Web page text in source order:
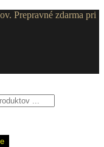
Prepravné zdarma pri